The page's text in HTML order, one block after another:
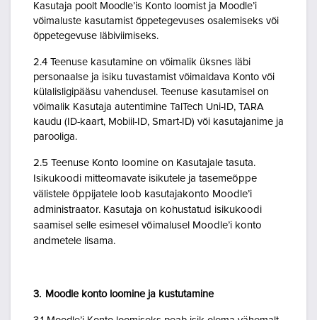
Kasutaja poolt Moodle’is Konto loomist ja Moodle’i
võimaluste kasutamist õppetegevuses osalemiseks või
õppetegevuse läbiviimiseks.
2.4 Teenuse kasutamine on võimalik üksnes läbi
personaalse ja isiku tuvastamist võimaldava Konto või
külalisligipääsu vahendusel. Teenuse kasutamisel on
võimalik Kasutaja autentimine TalTech Uni-ID, TARA
kaudu (ID-kaart, Mobiil-ID, Smart-ID) või kasutajanime ja
parooliga.
2.5 Teenuse Konto loomine on Kasutajale tasuta.
Isikukoodi mitteomavate isikutele ja tasemeõppe
välistele õppijatele loob kasutajakonto Moodle’i
administraator. Kasutaja on kohustatud isikukoodi
saamisel selle esimesel võimalusel Moodle’i konto
andmetele lisama.
3. Moodle konto loomine ja kustutamine